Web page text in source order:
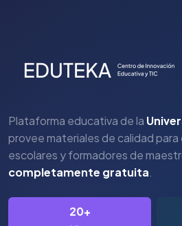
Plataforma educativa de la
provee materiales de calidad
escolares y formadores de
completamente gratuita.
20+